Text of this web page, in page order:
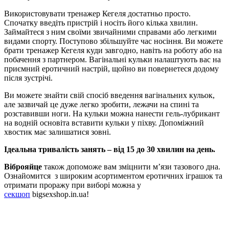
Використовувати тренажер Кегеля достатньо просто.
Спочатку введіть пристрій і носіть його кілька хвилин.
Займайтеся з ним своїми звичайними справами або легкими
видами спорту. Поступово збільшуйте час носіння. Ви можете
брати тренажер Кегеля куди завгодно, навіть на роботу або на
побачення з партнером. Вагінальні кульки налаштують вас на
приємний еротичний настрій, щойно ви повернетеся додому
після зустрічі.
Ви можете знайти свій спосіб введення вагінальних кульок,
але зазвичай це дуже легко зробити, лежачи на спині та
розставивши ноги. На кульки можна нанести гель-лубрикант
на водній основіта вставити кульки у піхву. Допоміжний
хвостик має залишатися зовні.
Ідеальна тривалість занять – від 15 до 30 хвилин на день.
Віброяйце також допоможе вам зміцнити м’язи тазового дна.
Ознайомится з широким асортиментом еротичних іграшок та
отримати проражу при виборі можна у
секшоп bigsexshop.in.ua!